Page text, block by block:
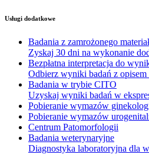
Usługi dodatkowe
Badania z zamrożonego
Zyskaj 30 dni na wykonanie
Bezpłatna interpretacja do
Odbierz wyniki badań z
Badania w trybie CITO
Uzyskaj wyniki badań w
Pobieranie wymazów
Pobieranie wymazów
Centrum Patomorfologii
Badania weterynaryjne
Diagnostyka laboratoryjna dla